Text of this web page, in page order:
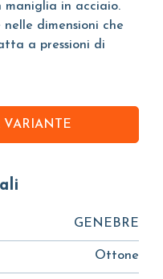
in acciaio.
dimensioni che
a pressioni di
GENEBRE
Ottone